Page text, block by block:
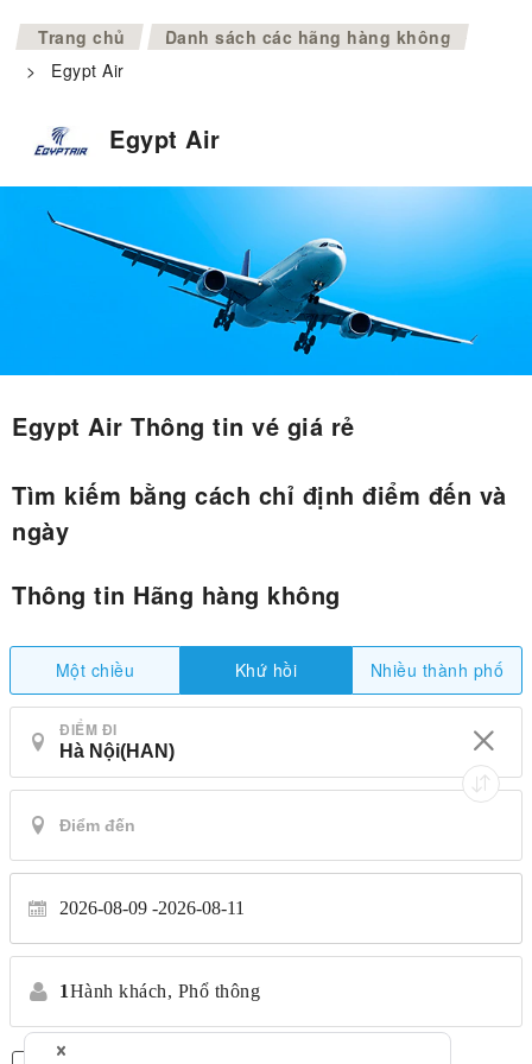
Trang chủ >
Danh sách các hãng hàng không
>
Egypt Air
Egypt Air
Egypt Air Thông tin vé giá rẻ
Tìm kiếm bằng cách chỉ định điểm đến và
ngày
Thông tin Hãng hàng không
Một chiều Khứ hồi Nhiều thành phố
ĐIỂM ĐI
2026-08-09 2026-08-11
1Hành khách, Phổ thông